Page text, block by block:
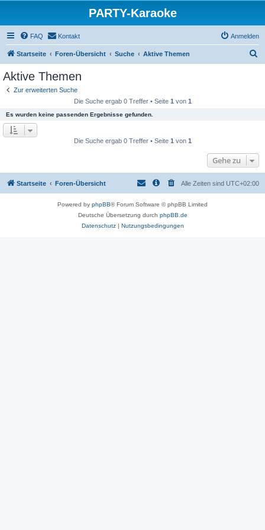
PARTY-Karaoke
FAQ Kontakt Anmelden
Startseite Foren-Übersicht Suche Aktive Themen
Aktive Themen
Zur erweiterten Suche
Die Suche ergab 0 Treffer • Seite 1 von 1
Es wurden keine passenden Ergebnisse gefunden.
Die Suche ergab 0 Treffer • Seite 1 von 1
Gehe zu
Startseite Foren-Übersicht Alle Zeiten sind UTC+02:00
Powered by phpBB® Forum Software © phpBB Limited
Deutsche Übersetzung durch phpBB.de
Datenschutz| Nutzungsbedingungen